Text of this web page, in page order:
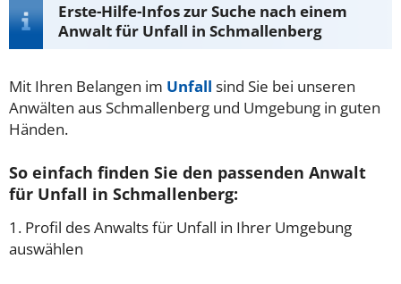
Erste-Hilfe-Infos zur Suche nach einem
Anwalt für Unfall in Schmallenberg
Mit Ihren Belangen im Unfall sind Sie bei unseren
Anwälten aus Schmallenberg und Umgebung in guten
Händen.
So einfach finden Sie den passenden Anwalt
für Unfall in Schmallenberg:
1. Profil des Anwalts für Unfall in Ihrer Umgebung
auswählen